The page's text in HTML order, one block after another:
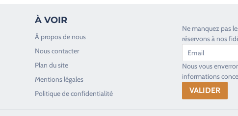
À VOIR
À propos de nous
Nous contacter
Plan du site
Mentions légales
Politique de confidentialité
Ne manquez pas
réservons à nos
Nous vous
informations